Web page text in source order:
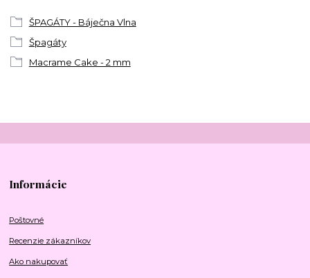
ŠPAGÁTY - Báječna Vlna
Špagáty
Macrame Cake - 2 mm
Informácie
Poštovné
Recenzie zákazníkov
Ako nakupovať